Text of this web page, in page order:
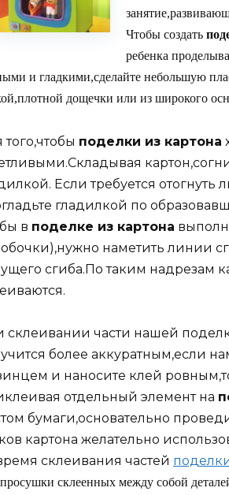
Чтобы создать
ребенка
и гладкими,сделайте небольшую
дощечки или из широкого
того,чтобы поделки из картона
Если требуется отогнуть
гладилкой по
в поделке из картона
наметить линии
сгиба.По таким надрезам
склеивании части нашей
более аккуратным,если
и наносите клей
отдельный элемент на
бумаги,основательно
картона желательно
склеивания частей
склеенных между собой